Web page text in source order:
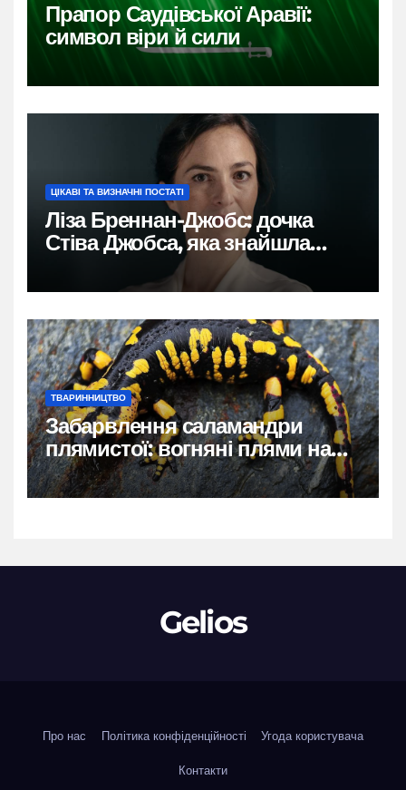
Прапор Саудівської Аравії:
символ віри й сили
ЦІКАВІ ТА ВИЗНАЧНІ ПОСТАТІ
Ліза Бреннан-Джобс: дочка
Стіва Джобса, яка знайшла
власний голос
ТВАРИННИЦТВО
Забарвлення саламандри
плямистої: вогняні плями на
чорному тлі
Gelios
Про нас Політика конфіденційності Угода користувача
Контакти